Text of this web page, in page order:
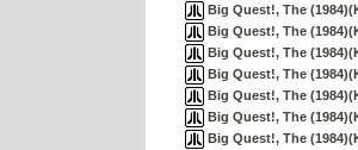
Big Quest!, The
Big Quest!, The
Big Quest!, The
Big Quest!, The
Big Quest!, The
Big Quest!, The
Big Quest!, The